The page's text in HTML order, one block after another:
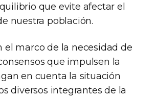
que evite afectar el
nuestra población.
el marco de la necesidad de
que impulsen la
en cuenta la situación
diversos integrantes de la